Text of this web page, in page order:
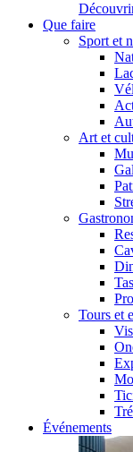
Que faire
Sport et
Art et
Tours et
Événements